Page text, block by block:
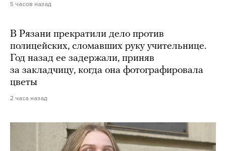
5 часов назад
В Рязани прекратили дело против
полицейских, сломавших руку учительнице.
Год назад ее задержали, приняв
за закладчицу, когда она фотографировала
цветы
2 часа назад